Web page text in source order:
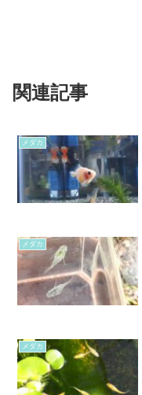
関連記事
メダカ
メダカ
メダカ